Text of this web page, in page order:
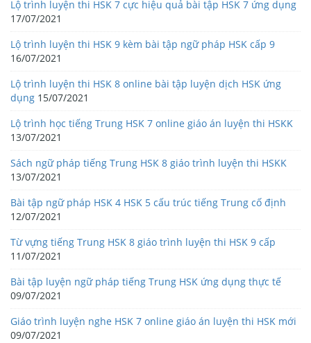
Lộ trình luyện thi HSK 7 cực hiệu quả bài tập HSK 7 ứng dụng
17/07/2021
Lộ trình luyện thi HSK 9 kèm bài tập ngữ pháp HSK cấp 9
16/07/2021
Lộ trình luyện thi HSK 8 online bài tập luyện dịch HSK ứng
dụng 15/07/2021
Lộ trình học tiếng Trung HSK 7 online giáo án luyện thi HSKK
13/07/2021
Sách ngữ pháp tiếng Trung HSK 8 giáo trình luyện thi HSKK
13/07/2021
Bài tập ngữ pháp HSK 4 HSK 5 cấu trúc tiếng Trung cố định
12/07/2021
Từ vựng tiếng Trung HSK 8 giáo trình luyện thi HSK 9 cấp
11/07/2021
Bài tập luyện ngữ pháp tiếng Trung HSK ứng dụng thực tế
09/07/2021
Giáo trình luyện nghe HSK 7 online giáo án luyện thi HSK mới
09/07/2021